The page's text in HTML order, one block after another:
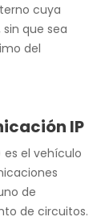
cuya
que sea
del
IP
es el vehículo
de
de circuitos.